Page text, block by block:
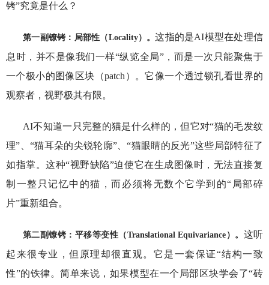
铐”究竟是什么？
第一副镣铐：局部性（Locality）。这指的是AI模型在处理信
息时，并不是像我们一样“纵览全局”，而是一次只能聚焦于
一个极小的图像区块（patch）。它像一个透过锁孔看世界的
观察者，视野极其有限。
AI不知道一只完整的猫是什么样的，但它对“猫的毛发纹
理”、“猫耳朵的尖锐轮廓”、“猫眼睛的反光”这些局部特征了
如指掌。这种“视野缺陷”迫使它在生成图像时，无法直接复
制一整只记忆中的猫，而必须将无数个它学到的“局部碎
片”重新组合。
第二副镣铐：平移等变性（Translational Equivariance）。 这听
起来很专业，但原理却很直观。它是一套保证“结构一致
性”的铁律。简单来说，如果模型在一个局部区块学会了“砖